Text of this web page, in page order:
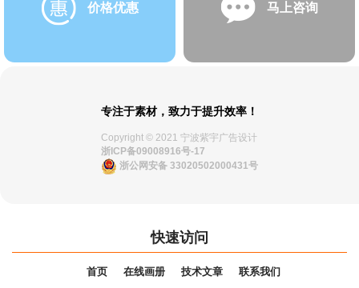
价格优惠 马上咨询
专注于素材，致力于提升效率！
Copyright © 2021 宁波紫宇广告设计
浙ICP备09008916号-17
浙公网安备 33020502000431号
快速访问
首页 在线画册 技术文章 联系我们